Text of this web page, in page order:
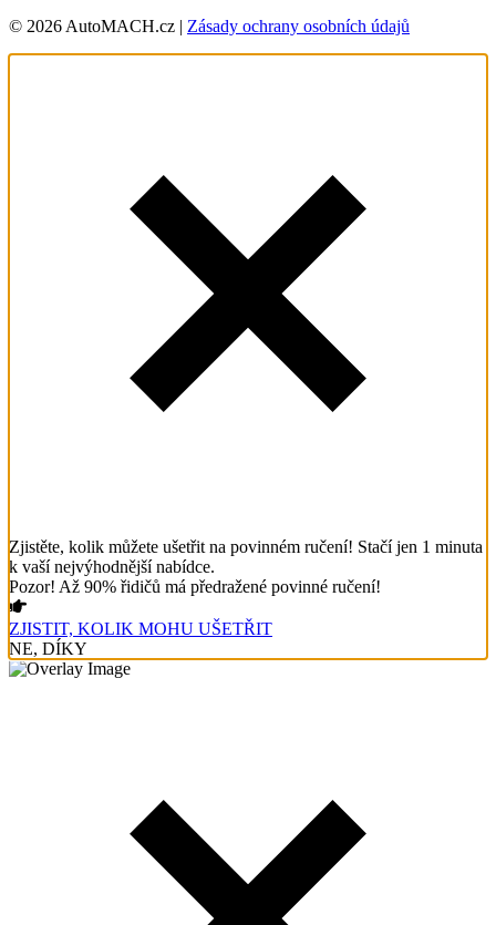
© 2026 AutoMACH.cz | Zásady ochrany osobních údajů
Zjistěte, kolik můžete ušetřit na povinném ručení! Stačí jen 1 minuta
k vaší nejvýhodnější nabídce.
Pozor! Až 90% řidičů má předražené povinné ručení!
ZJISTIT, KOLIK MOHU UŠETŘIT
NE, DÍKY